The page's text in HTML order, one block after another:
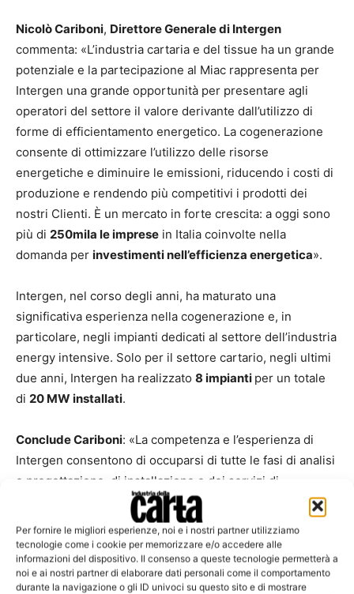
Per fornire le migliori esperienze, noi e i nostri partner utilizziamo
tecnologie come i cookie per memorizzare e/o accedere alle
informazioni del dispositivo. Il consenso a queste tecnologie permetterà a
noi e ai nostri partner di elaborare dati personali come il comportamento
durante la navigazione o gli ID univoci su questo sito e di mostrare
Nicolò Cariboni, Direttore Generale di Intergen
commenta: «L’industria cartaria e del tissue ha un grande
potenziale e la partecipazione al Miac rappresenta per
Intergen una grande opportunità per presentare agli
operatori del settore il valore derivante dall’utilizzo di
forme di efficientamento energetico. La cogenerazione
consente di ottimizzare l’utilizzo delle risorse
energetiche e diminuire le emissioni, riducendo i costi di
produzione e rendendo più competitivi i prodotti dei
nostri Clienti. È un mercato in forte crescita: a oggi sono
più di 250mila le imprese in Italia coinvolte nella
domanda per investimenti nell’efficienza energetica».
Intergen, nel corso degli anni, ha maturato una
significativa esperienza nella cogenerazione e, in
particolare, negli impianti dedicati al settore dell’industria
energy intensive. Solo per il settore cartario, negli ultimi
due anni, Intergen ha realizzato 8 impianti per un totale
di 20 MW installati.
Conclude Cariboni: «La competenza e l’esperienza di
Intergen consentono di occuparsi di tutte le fasi di analisi
e progettazione, di installazione e dei servizi di
manutenzione, rispondendo alle esigenze specifiche del
TAGS Caroboni cogenerazione Intergen Miac tissue